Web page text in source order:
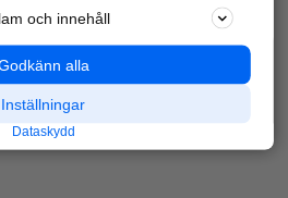
och innehåll
alla
Inställningar
Dataskydd